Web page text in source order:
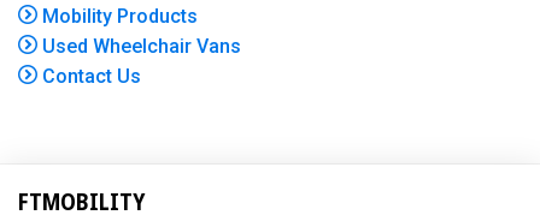
Mobility Products
Used Wheelchair Vans
Contact Us
FTMOBILITY